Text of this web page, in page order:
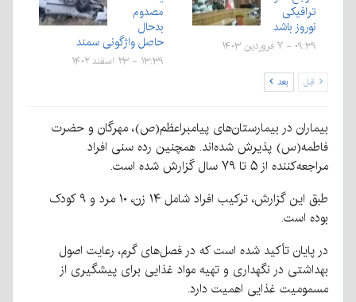
ترافیکی
نوروز باشد
۰۹:۳۹ - ۷ فروردین ۱۴۰۳
مصدوم
بدحال
حاصل واژگونی سمند
۱۳:۳۹ - ۲۳ اسفند ۱۴۰۲
قبل بعد
بیماران در بیمارستان‌های پیامبراعظم(ص)، مهرگان و حضرت
فاطمه(س) پذیرش شده‌اند. همچنین رده سنی افراد
مراجعه‌کننده از ۵ تا ۷۹ سال گزارش شده است.
طبق این گزارش، ترکیب افراد شامل ۱۴ زن، ۱۰ مرد و ۹ کودک
بوده است.
در پایان تأکید شده است که در فصل‌های گرم، رعایت اصول
بهداشتی در نگهداری و تهیه مواد غذایی برای پیشگیری از
مسمومیت غذایی اهمیت دارد.